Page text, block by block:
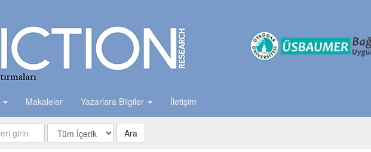
Makaleler Yazarlara Bilgiler İletişim
Ara